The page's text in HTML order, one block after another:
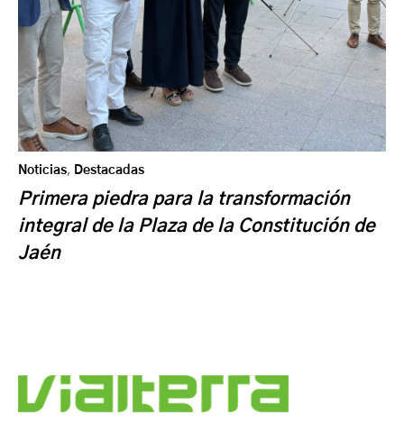
Noticias, Destacadas
Primera piedra para la transformación
integral de la Plaza de la Constitución de
Jaén